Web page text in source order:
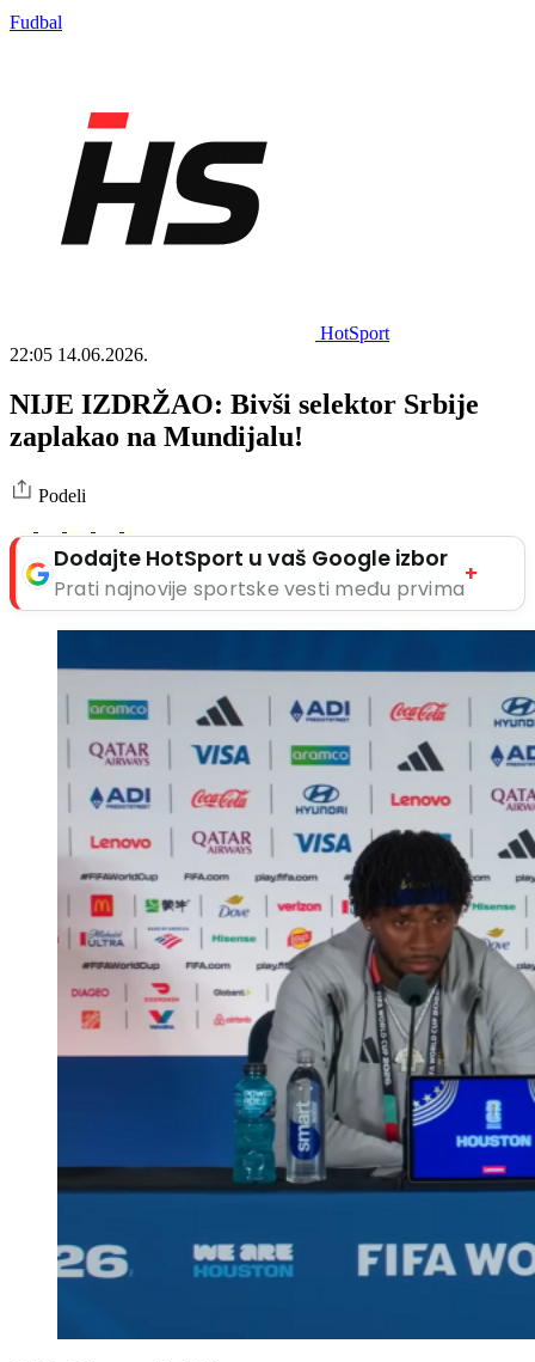
Fudbal
HotSport
22:05 14.06.2026.
NIJE IZDRŽAO: Bivši selektor Srbije
zaplakao na Mundijalu!
Podeli
Dodajte HotSport u vaš Google izbor
Prati najnovije sportske vesti među prvima
+